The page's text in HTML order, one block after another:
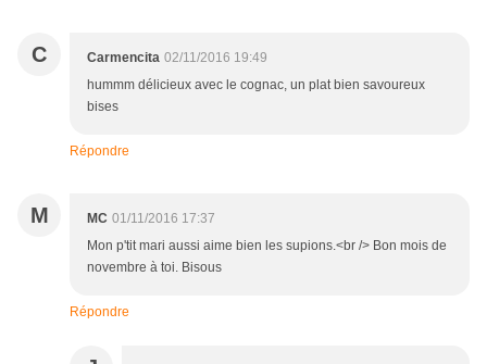
C Carmencita 02/11/2016 19:49
hummm délicieux avec le cognac, un plat bien savoureux
bises
Répondre
M MC 01/11/2016 17:37
Mon p'tit mari aussi aime bien les supions.<br /> Bon mois de
novembre à toi. Bisous
Répondre